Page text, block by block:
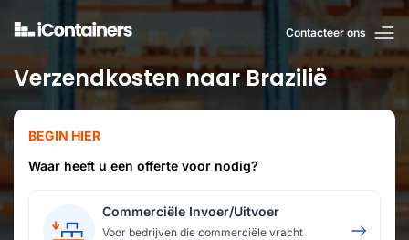
Contacteer ons
Verzendkosten naar Brazilië
BEGIN HIER
Waar heeft u een offerte voor nodig?
Commerciële Invoer/Uitvoer
Voor bedrijven die commerciële vracht